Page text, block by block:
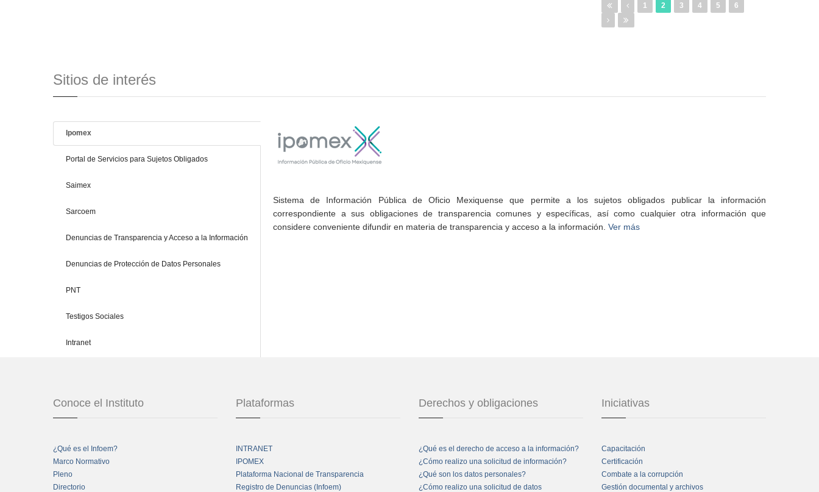
1 2 3 4 5 6
Sitios de interés
Ipomex
Portal de Servicios para Sujetos Obligados
Saimex
Sarcoem
Denuncias de Transparencia y Acceso a la Información
Denuncias de Protección de Datos Personales
PNT
Testigos Sociales
Intranet
Sistema de Información Pública de Oficio Mexiquense que permite a los sujetos obligados publicar la información
correspondiente a sus obligaciones de transparencia comunes y específicas, así como cualquier otra información que
considere conveniente difundir en materia de transparencia y acceso a la información. Ver más
Conoce el Instituto
¿Qué es el Infoem?
Marco Normativo
Pleno
Directorio
Plataformas
INTRANET
IPOMEX
Plataforma Nacional de Transparencia
Registro de Denuncias (Infoem)
Derechos y obligaciones
¿Qué es el derecho de acceso a la información?
¿Cómo realizo una solicitud de información?
¿Qué son los datos personales?
¿Cómo realizo una solicitud de datos
Iniciativas
Capacitación
Certificación
Combate a la corrupción
Gestión documental y archivos